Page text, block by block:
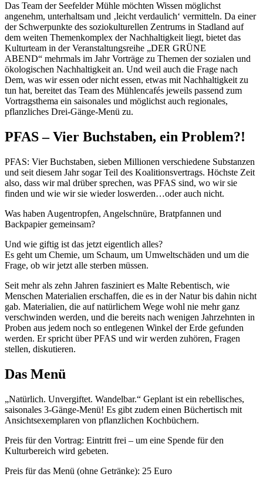
Das Team der Seefelder Mühle möchten Wissen möglichst
angenehm, unterhaltsam und ‚leicht verdaulich‘ vermitteln. Da einer
der Schwerpunkte des soziokulturellen Zentrums in Stadland auf
dem weiten Themenkomplex der Nachhaltigkeit liegt, bietet das
Kulturteam in der Veranstaltungsreihe „DER GRÜNE
ABEND“ mehrmals im Jahr Vorträge zu Themen der sozialen und
ökologischen Nachhaltigkeit an. Und weil auch die Frage nach
Dem, was wir essen oder nicht essen, etwas mit Nachhaltigkeit zu
tun hat, bereitet das Team des Mühlencafés jeweils passend zum
Vortragsthema ein saisonales und möglichst auch regionales,
pflanzliches Drei-Gänge-Menü zu.
PFAS – Vier Buchstaben, ein Problem?!
PFAS: Vier Buchstaben, sieben Millionen verschiedene Substanzen
und seit diesem Jahr sogar Teil des Koalitionsvertrags. Höchste Zeit
also, dass wir mal drüber sprechen, was PFAS sind, wo wir sie
finden und wie wir sie wieder loswerden…oder auch nicht.
Was haben Augentropfen, Angelschnüre, Bratpfannen und
Backpapier gemeinsam?
Und wie giftig ist das jetzt eigentlich alles?
Es geht um Chemie, um Schaum, um Umweltschäden und um die
Frage, ob wir jetzt alle sterben müssen.
Seit mehr als zehn Jahren fasziniert es Malte Rebentisch, wie
Menschen Materialien erschaffen, die es in der Natur bis dahin nicht
gab. Materialien, die auf natürlichem Wege wohl nie mehr ganz
verschwinden werden, und die bereits nach wenigen Jahrzehnten in
Proben aus jedem noch so entlegenen Winkel der Erde gefunden
werden. Er spricht über PFAS und wir werden zuhören, Fragen
stellen, diskutieren.
Das Menü
„Natürlich. Unvergiftet. Wandelbar.“ Geplant ist ein rebellisches,
saisonales 3-Gänge-Menü! Es gibt zudem einen Büchertisch mit
Ansichtsexemplaren von pflanzlichen Kochbüchern.
Preis für den Vortrag: Eintritt frei – um eine Spende für den
Kulturbereich wird gebeten.
Preis für das Menü (ohne Getränke): 25 Euro